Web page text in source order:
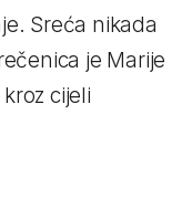
Sreća nikada
je Marije
cijeli